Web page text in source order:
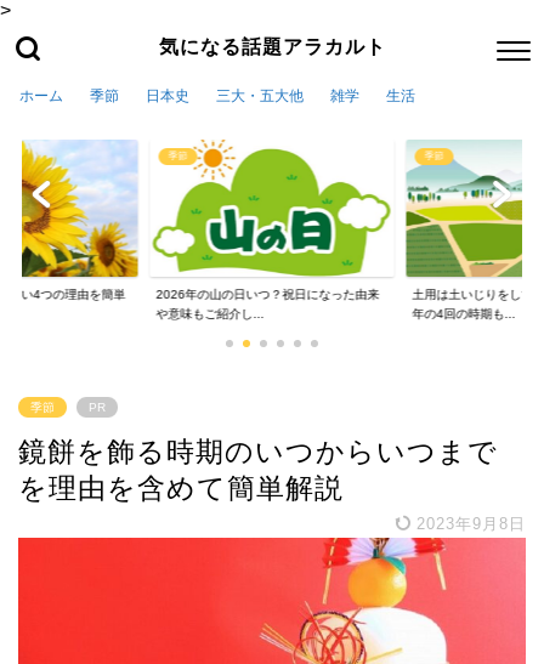
>
気になる話題アラカルト
ホーム 季節 日本史 三大・五大他 雑学 生活
ない4つの理由を簡単
季節
2026年の山の日いつ？祝日になった由来
や意味もご紹介し...
季節
土用は土いじりをして
年の4回の時期も...
季節 PR
鏡餅を飾る時期のいつからいつまで
を理由を含めて簡単解説
2023年9月8日